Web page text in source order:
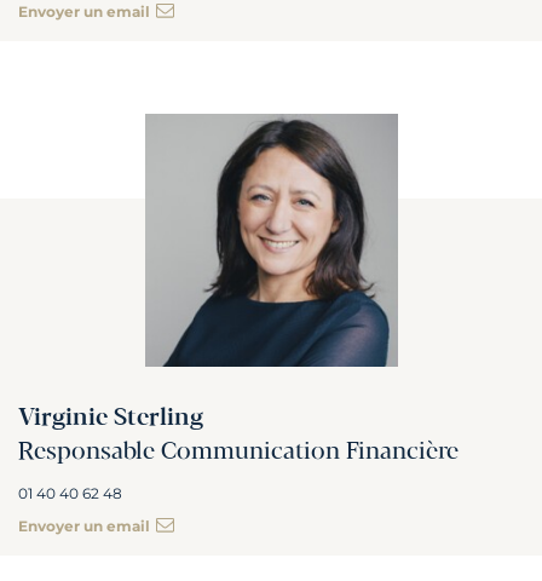
Envoyer un email
Virginie Sterling
Responsable Communication Financière
01 40 40 62 48
Envoyer un email